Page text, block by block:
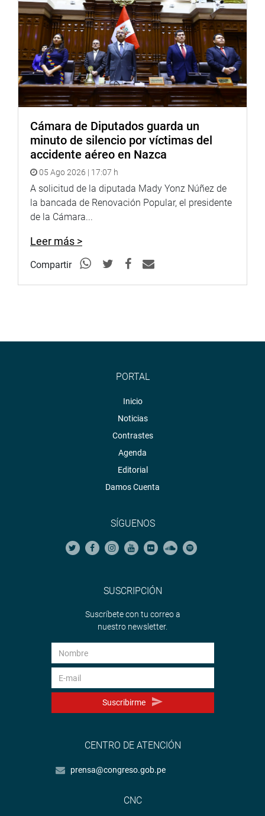
Cámara de Diputados guarda un
minuto de silencio por víctimas del
accidente aéreo en Nazca
05 Ago 2026 | 17:07 h
A solicitud de la diputada Mady Yonz Núñez de
la bancada de Renovación Popular, el presidente
de la Cámara...
Leer más >
Compartir
PORTAL
Inicio
Noticias
Contrastes
Agenda
Editorial
Damos Cuenta
SÍGUENOS
SUSCRIPCIÓN
Suscríbete con tu correo a
nuestro newsletter.
Suscribirme
CENTRO DE ATENCIÓN
prensa@congreso.gob.pe
CNC